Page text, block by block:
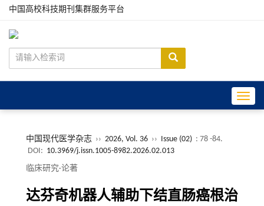
中国高校科技期刊集群服务平台
中国现代医学杂志 ›› 2026, Vol. 36 ›› Issue (02) : 78 -84.
DOI: 10.3969/j.issn.1005-8982.2026.02.013
临床研究·论著
达芬奇机器人辅助下结直肠癌根治